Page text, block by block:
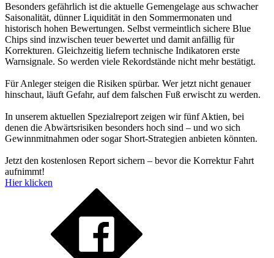
Besonders gefährlich ist die aktuelle Gemengelage aus schwacher
Saisonalität, dünner Liquidität in den Sommermonaten und
historisch hohen Bewertungen. Selbst vermeintlich sichere Blue
Chips sind inzwischen teuer bewertet und damit anfällig für
Korrekturen. Gleichzeitig liefern technische Indikatoren erste
Warnsignale. So werden viele Rekordstände nicht mehr bestätigt.
Für Anleger steigen die Risiken spürbar. Wer jetzt nicht genauer
hinschaut, läuft Gefahr, auf dem falschen Fuß erwischt zu werden.
In unserem aktuellen Spezialreport zeigen wir fünf Aktien, bei
denen die Abwärtsrisiken besonders hoch sind – und wo sich
Gewinnmitnahmen oder sogar Short-Strategien anbieten könnten.
Jetzt den kostenlosen Report sichern – bevor die Korrektur Fahrt
aufnimmt!
Hier klicken